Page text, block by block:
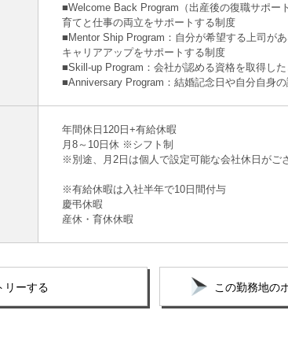
■Welcome Back Program（出産後の復職サポー
育てと仕事の両立をサポートする制度
■Mentor Ship Program：自分が希望する上司が
キャリアアップをサポートする制度
■Skill-up Program：会社が認める資格を取得し
■Anniversary Program：結婚記念日や自分自身
年間休日120日+有給休暇
月8～10日休 ※シフト制
※別途、月2日は個人で設定可能な会社休日がご
※有給休暇は入社半年で10日間付与
慶弔休暇
産休・育休休暇
リーする この勤務地の